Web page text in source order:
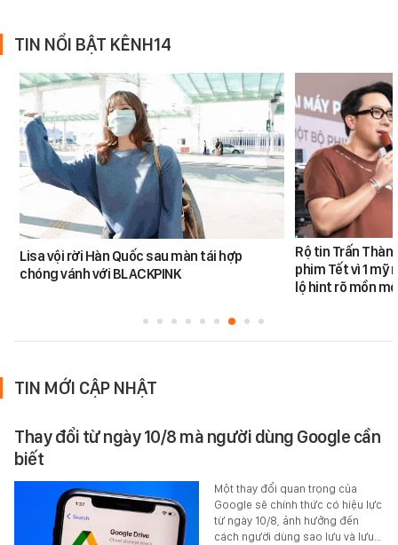
TIN NỔI BẬT KÊNH14
Lisa vội rời Hàn Quốc sau màn tái hợp
chóng vánh với BLACKPINK
Rộ tin Trấn
phim Tết vì 1 mỹ
lộ hint rõ mồn
TIN MỚI CẬP NHẬT
Thay đổi từ ngày 10/8 mà người dùng Google cần
biết
Một thay đổi quan trọng của
Google sẽ chính thức có hiệu lực
từ ngày 10/8, ảnh hưởng đến
cách người dùng sao lưu và lưu…